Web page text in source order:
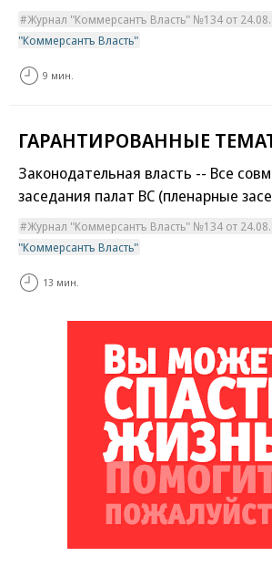
Журнал "Коммерсантъ Власть" №134 от
"Коммерсантъ Власть"
9 мин.
ГАРАНТИРОВАННЫЕ
Законодательная власть -- Все
заседания палат ВС (пленарные засе
Журнал "Коммерсантъ Власть" №134 от
"Коммерсантъ Власть"
13 мин.